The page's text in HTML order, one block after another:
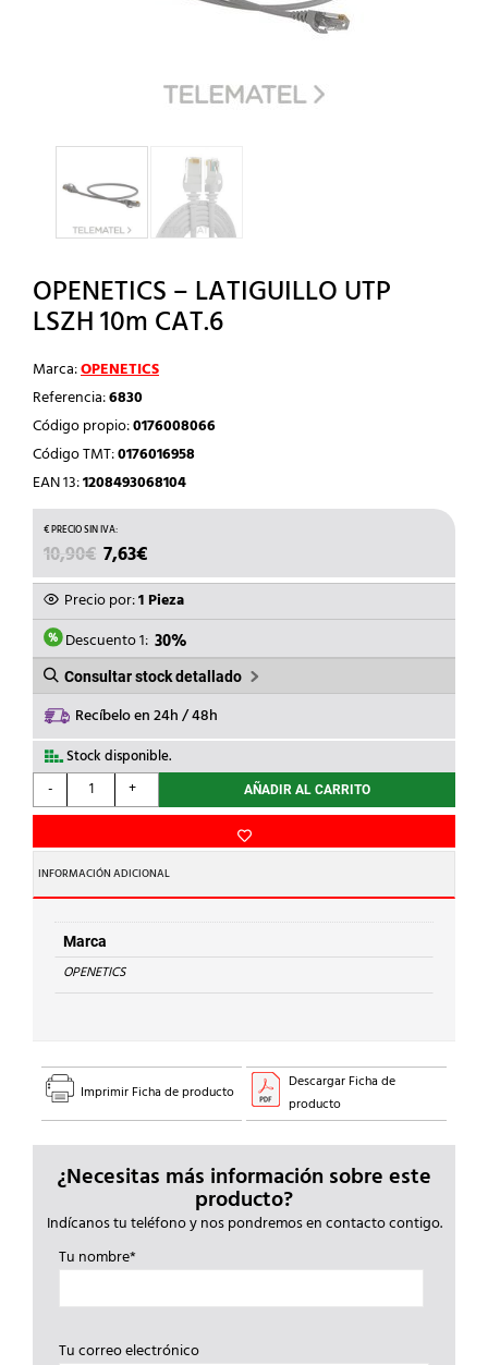
OPENETICS – LATIGUILLO UTP
LSZH 10m CAT.6
Marca:OPENETICS
Referencia:6830
Código propio:0176008066
Código TMT:0176016958
EAN 13:1208493068104
10,90€ EL
PRECIO
ORIGINAL
ERA:
10,90€.
7,63€
PRECIO
ACTUAL
ES:
7,63€.
Precio por:1 Pieza
Descuento 1: 30%
Consultar stock detallado
Recíbelo en 24h / 48h
Stock disponible.
-
OPENETICS
-
UTP
LSZH
10m
CAT.6
cantidad
+ AÑADIR AL CARRITO
INFORMACIÓN ADICIONAL
Marca
OPENETICS
Imprimir Ficha de producto
Descargar Ficha de
producto
¿Necesitas más información sobre este
producto?
Indícanos tu teléfono y nos pondremos en contacto contigo.
Tu nombre*
Tu correo electrónico